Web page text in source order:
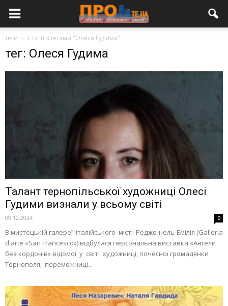
теги Статті з тегами "Олеся Гудима"
тег: Олеся Гудима
Талант тернопільської художниці Олесі
Гудими визнали у всьому світі
09.12.2024 0
В мистецькій галереї італійського місті Реджо-нель-Емілія (Galleria
d'arte «San Francesco») відбулася персональна виставка «Ангели
без кордонів» відомої у світі художниці, почесної громадянки
Тернополя, переможниці...